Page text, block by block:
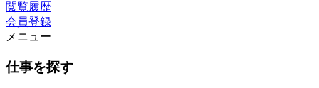
閲覧履歴
会員登録
メニュー
仕事を探す